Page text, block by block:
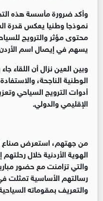
وأكد ضرورة مأسسة هذه
نموذجا وطنيا يعكس قدرة
محتوى مؤثر والترويج
يسهم في إيصال اسم الأردن
وبين العين نزال أن اللقاء
الوطنية الناجحة،
أدوات الترويج السياحي
الإقليمي والدولي.
من جهتهم، استعرض صناع
الهوية الأردنية خلال
والتي تزامنت مع حضور
رسالتهم الأساسية تمثلت
والتعريف بمقوماته